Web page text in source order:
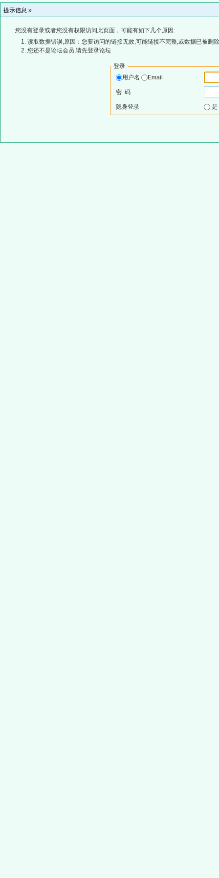
提示信息 »
您没有登录或者您没有权限访问此页面，可能有如下几个原因:
读取数据错误,原因：您要访问的链接无效,可能链接不完整,或数据已被删
您还不是论坛会员,请先登录论坛
登录
用户名
Email
密 码
隐身登录